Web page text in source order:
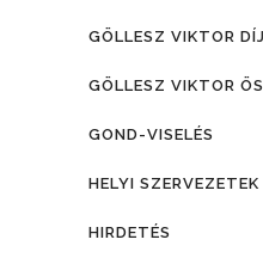
GÖLLESZ VIKTOR DÍJ
GÖLLESZ VIKTOR
GOND-VISELÉS
HELYI SZERVEZETEK
HIRDETÉS